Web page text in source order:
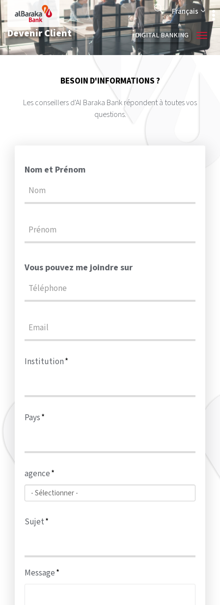
Aller
au
contenu
principal
Français
Search
DIGITAL BANKING
Devenir Client
BESOIN D'INFORMATIONS ?
Les conseillers d'Al Baraka Bank répondent à toutes vos
questions.
Nom et Prénom
Vous pouvez me joindre sur
Institution
Pays
agence
Sujet
Message